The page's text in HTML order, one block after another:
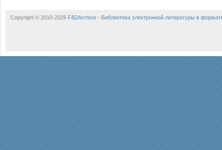
Copyright © 2010-2026 FB2Archive - Библиотека электронной литературы в